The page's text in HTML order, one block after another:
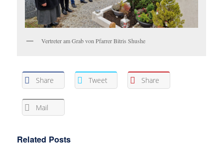
Vertreter am Grab von Pfarrer Bitris Shushe
Share Tweet Share
Mail
Related Posts